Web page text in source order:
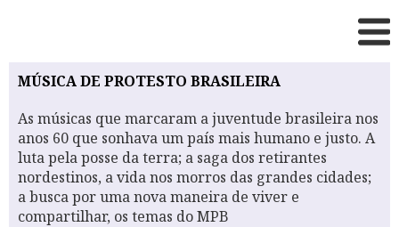
MÚSICA DE PROTESTO BRASILEIRA
As músicas que marcaram a juventude brasileira nos
anos 60 que sonhava um país mais humano e justo. A
luta pela posse da terra; a saga dos retirantes
nordestinos, a vida nos morros das grandes cidades;
a busca por uma nova maneira de viver e
compartilhar, os temas do MPB